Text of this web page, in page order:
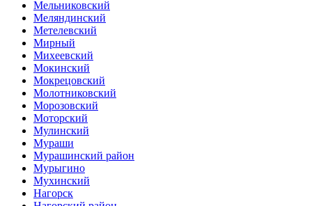
Мельниковский
Меляндинский
Метелевский
Мирный
Михеевский
Мокинский
Мокрецовский
Молотниковский
Морозовский
Моторский
Мулинский
Мураши
Мурашинский район
Мурыгино
Мухинский
Нагорск